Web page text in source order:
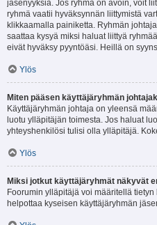
jäsenyyksiä. Jos ryhmä on avoin, voit
ryhmä vaatii hyväksynnän liittymistä
klikkaamalla painiketta. Ryhmän
saattaa kysyä miksi haluat liittyä
eivät hyväksy pyyntöäsi. Heillä on
Ylös
Miten pääsen käyttäjäryhmän
Käyttäjäryhmän johtaja on yleensä
luotu ylläpitäjän toimesta. Jos haluat
yhteyshenkilösi tulisi olla ylläpitäjä.
Ylös
Miksi jotkut käyttäjäryhmät näkyvät
Foorumin ylläpitäjä voi määritellä
helpottaa kyseisen käyttäjäryhmän